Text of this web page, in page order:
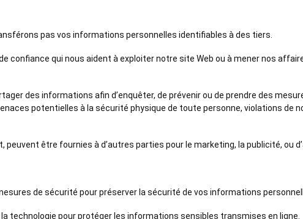
pas vos informations personnelles identifiables à des tiers.
confiance qui nous aident à exploiter notre site Web ou à mener nos
des informations afin d’enquêter, de prévenir ou de prendre des
potentielles à la sécurité physique de toute personne, violations de
être fournies à d’autres parties pour le marketing, la publicité, ou
de sécurité pour préserver la sécurité de vos informations
technologie pour protéger les informations sensibles transmises en ligne.